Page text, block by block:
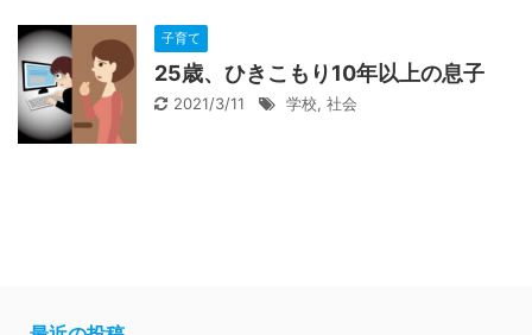
子育て
25歳、ひきこもり10年以上の息子
2021/3/11 学校, 社会